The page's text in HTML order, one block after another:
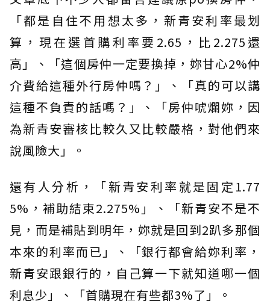
「都是自住不用想太多，新青安利率最划
算，現在選首購利率要2.65，比2.275還
高」、「這個房仲一定要換掉，妳甘心2%仲
介費給這種外行房仲嗎？」、「真的可以講
這種不負責的話嗎？」、「房仲唬爛妳，因
為新青安審核比較久又比較嚴格，對他們來
說風險大」。
還有人分析，「新青安利率就是固定1.77
5%，補助結束2.275%」、「新青安不是不
見，而是補貼到明年，妳就是回到2趴多那個
本來的利率而已」、「銀行都會給妳利率，
新青安跟銀行的，自己算一下就知道哪一個
利息少」、「首購現在有些都3%了」。